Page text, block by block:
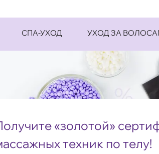
СПА-УХОД УХОД ЗА
«золотой»
техник по телу!